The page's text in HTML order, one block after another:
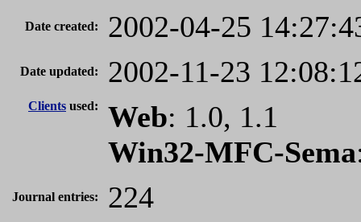
Date created: 2002-04-25
Date updated: 2002-11-23
Clients used: Web: 1.0, 1.1
Win32-MFC-Sema
Journal entries: 224